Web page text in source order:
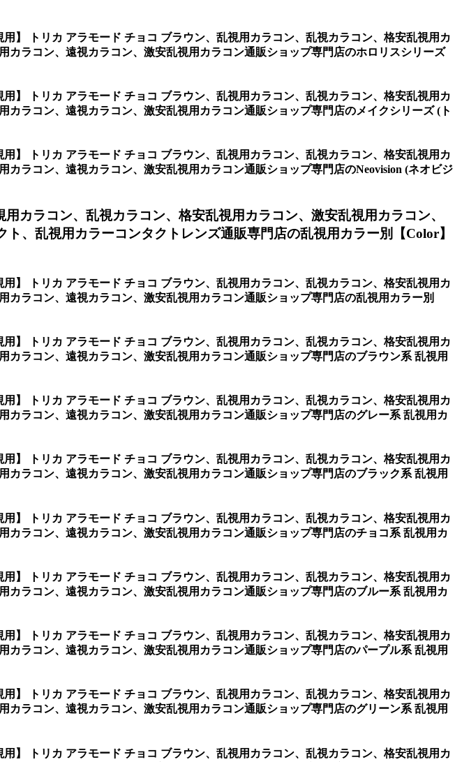
用】 トリカ アラモード チョコ ブラウン、乱視用カラコン、乱視カラコン、格安乱視用カ
ラコン、遠視カラコン、激安乱視用カラコン通販ショップ専門店のホロリスシリーズ
用】 トリカ アラモード チョコ ブラウン、乱視用カラコン、乱視カラコン、格安乱視用カ
ラコン、遠視カラコン、激安乱視用カラコン通販ショップ専門店のメイクシリーズ (ト
用】 トリカ アラモード チョコ ブラウン、乱視用カラコン、乱視カラコン、格安乱視用カ
ラコン、遠視カラコン、激安乱視用カラコン通販ショップ専門店のNeovision (ネオビジ
用カラコン、乱視カラコン、格安乱視用カラコン、激安乱視用カラコン、
、乱視用カラーコンタクトレンズ通販専門店の乱視用カラー別【Color】
用】 トリカ アラモード チョコ ブラウン、乱視用カラコン、乱視カラコン、格安乱視用カ
ラコン、遠視カラコン、激安乱視用カラコン通販ショップ専門店の乱視用カラー別
用】 トリカ アラモード チョコ ブラウン、乱視用カラコン、乱視カラコン、格安乱視用カ
ラコン、遠視カラコン、激安乱視用カラコン通販ショップ専門店のブラウン系 乱視用
用】 トリカ アラモード チョコ ブラウン、乱視用カラコン、乱視カラコン、格安乱視用カ
ラコン、遠視カラコン、激安乱視用カラコン通販ショップ専門店のグレー系 乱視用カ
用】 トリカ アラモード チョコ ブラウン、乱視用カラコン、乱視カラコン、格安乱視用カ
ラコン、遠視カラコン、激安乱視用カラコン通販ショップ専門店のブラック系 乱視用
用】 トリカ アラモード チョコ ブラウン、乱視用カラコン、乱視カラコン、格安乱視用カ
ラコン、遠視カラコン、激安乱視用カラコン通販ショップ専門店のチョコ系 乱視用カ
用】 トリカ アラモード チョコ ブラウン、乱視用カラコン、乱視カラコン、格安乱視用カ
ラコン、遠視カラコン、激安乱視用カラコン通販ショップ専門店のブルー系 乱視用カ
用】 トリカ アラモード チョコ ブラウン、乱視用カラコン、乱視カラコン、格安乱視用カ
ラコン、遠視カラコン、激安乱視用カラコン通販ショップ専門店のパープル系 乱視用
用】 トリカ アラモード チョコ ブラウン、乱視用カラコン、乱視カラコン、格安乱視用カ
ラコン、遠視カラコン、激安乱視用カラコン通販ショップ専門店のグリーン系 乱視用
用】 トリカ アラモード チョコ ブラウン、乱視用カラコン、乱視カラコン、格安乱視用カ